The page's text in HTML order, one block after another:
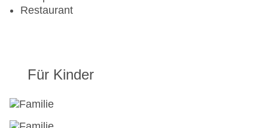
Restaurant
Für Kinder